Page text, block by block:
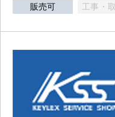
販売可 工事・